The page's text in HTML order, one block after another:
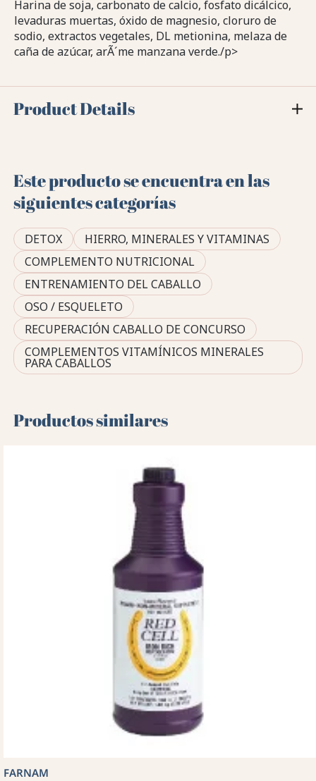
Harina de soja, carbonato de calcio, fosfato dicálcico,
levaduras muertas, óxido de magnesio, cloruro de
sodio, extractos vegetales, DL metionina, melaza de
caña de azúcar, arÃ´me manzana verde./p>
Product Details
Este producto se encuentra en las
siguientes categorías
DETOX
HIERRO, MINERALES Y VITAMINAS
COMPLEMENTO NUTRICIONAL
ENTRENAMIENTO DEL CABALLO
OSO / ESQUELETO
RECUPERACIÓN CABALLO DE CONCURSO
COMPLEMENTOS VITAMÍNICOS MINERALES
PARA CABALLOS
Productos similares
FARNAM